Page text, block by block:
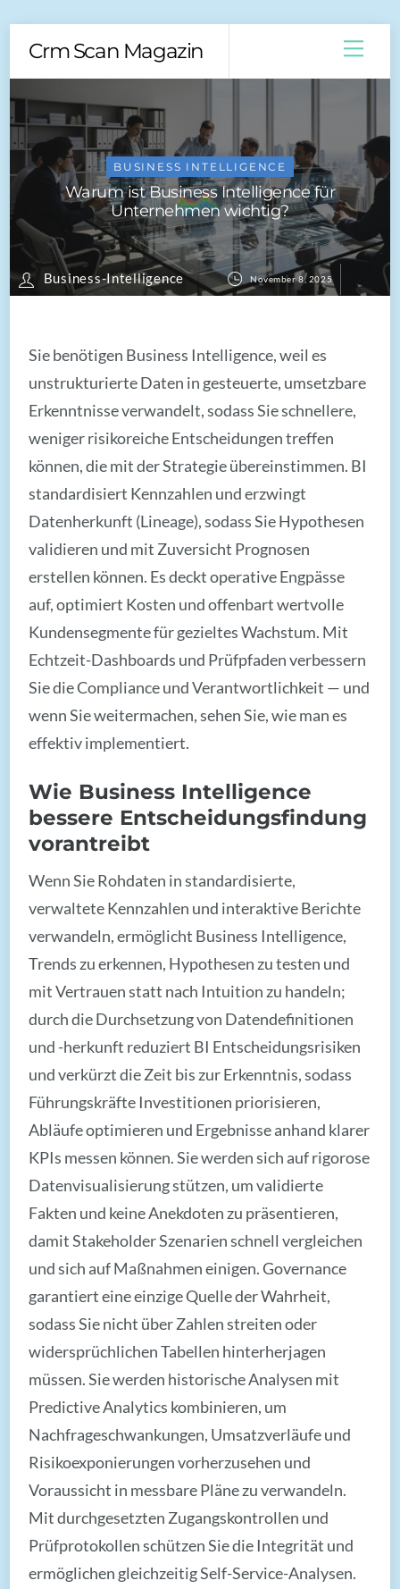
Crm Scan Magazin
November 8, 2025
Warum ist Business Intelligence für
Unternehmen wichtig?
Business-Intelligence
BUSINESS INTELLIGENCE
Sie benötigen Business Intelligence, weil es
unstrukturierte Daten in gesteuerte, umsetzbare
Erkenntnisse verwandelt, sodass Sie schnellere,
weniger risikoreiche Entscheidungen treffen
können, die mit der Strategie übereinstimmen. BI
standardisiert Kennzahlen und erzwingt
Datenherkunft (Lineage), sodass Sie Hypothesen
validieren und mit Zuversicht Prognosen
erstellen können. Es deckt operative Engpässe
auf, optimiert Kosten und offenbart wertvolle
Kundensegmente für gezieltes Wachstum. Mit
Echtzeit-Dashboards und Prüfpfaden verbessern
Sie die Compliance und Verantwortlichkeit — und
wenn Sie weitermachen, sehen Sie, wie man es
effektiv implementiert.
Wie Business Intelligence
bessere Entscheidungsfindung
vorantreibt
Wenn Sie Rohdaten in standardisierte,
verwaltete Kennzahlen und interaktive Berichte
verwandeln, ermöglicht Business Intelligence,
Trends zu erkennen, Hypothesen zu testen und
mit Vertrauen statt nach Intuition zu handeln;
durch die Durchsetzung von Datendefinitionen
und -herkunft reduziert BI Entscheidungsrisiken
und verkürzt die Zeit bis zur Erkenntnis, sodass
Führungskräfte Investitionen priorisieren,
Abläufe optimieren und Ergebnisse anhand klarer
KPIs messen können. Sie werden sich auf rigorose
Datenvisualisierung stützen, um validierte
Fakten und keine Anekdoten zu präsentieren,
damit Stakeholder Szenarien schnell vergleichen
und sich auf Maßnahmen einigen. Governance
garantiert eine einzige Quelle der Wahrheit,
sodass Sie nicht über Zahlen streiten oder
widersprüchlichen Tabellen hinterherjagen
müssen. Sie werden historische Analysen mit
Predictive Analytics kombinieren, um
Nachfrageschwankungen, Umsatzverläufe und
Risikoexponierungen vorherzusehen und
Voraussicht in messbare Pläne zu verwandeln.
Mit durchgesetzten Zugangskontrollen und
Prüfprotokollen schützen Sie die Integrität und
ermöglichen gleichzeitig Self-Service-Analysen.